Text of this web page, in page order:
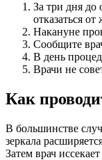
За три дня до
отказаться
Накануне
Сообщите
В день
Врачи не
Как
В большинстве
зеркала
Затем врач